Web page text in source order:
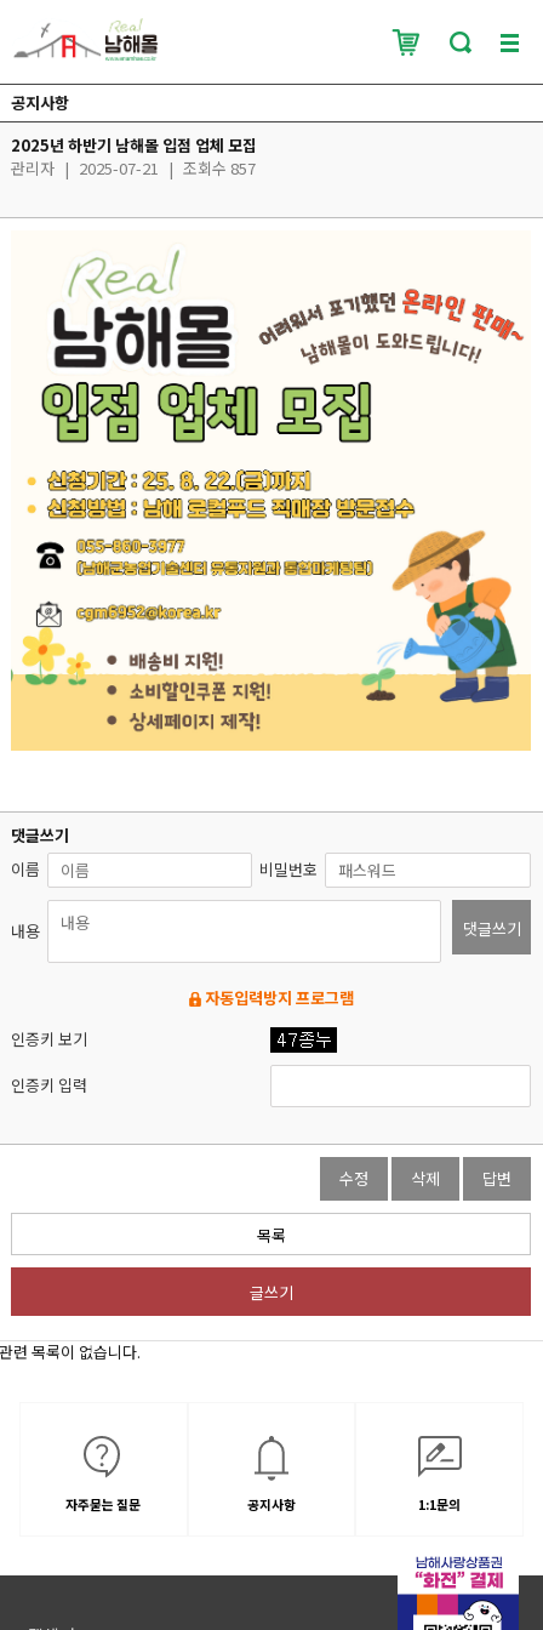
공지사항
2025년 하반기 남해몰 입점 업체 모집
관리자 | 2025-07-21 | 조회수 857
댓글쓰기
이름
비밀번호
내용 댓글쓰기
자동입력방지 프로그램
인증키 보기
인증키 입력
수정 삭제 답변
목록
글쓰기
관련 목록이 없습니다.
자주묻는 질문 공지사항 1:1문의